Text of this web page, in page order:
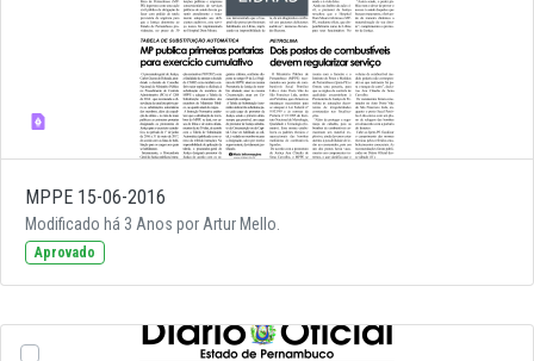
MPPE 15-06-2016
Modificado há 3 Anos por Artur Mello.
Aprovado